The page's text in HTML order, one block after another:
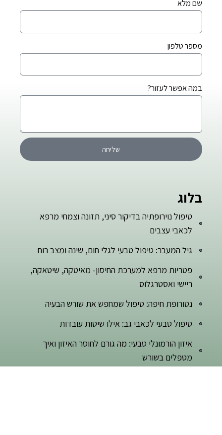
בלוג
טיפול נוירופתיה בדיקור סיני, תזונה וצמחי מרפא
לכאבי עצבים
גיל המעבר: טיפול טבעי לגלי חום, שינה ומצב רוח
פטריות מרפא למערכת החיסון- מאיטקה, שיטאקה,
ריישי ואסטרגלוס
נטורופת חיפה: טיפול שמחפש את שורש הבעיה
טיפול טבעי לכאבי גב: אילו שיטות עובדות
איזון הורמונלי טבעי: מה גורם לחוסר האיזון ואיך
מטפלים בשורש
שם מלא
מספר טלפון
במה אפשר לעזור?
שליחה